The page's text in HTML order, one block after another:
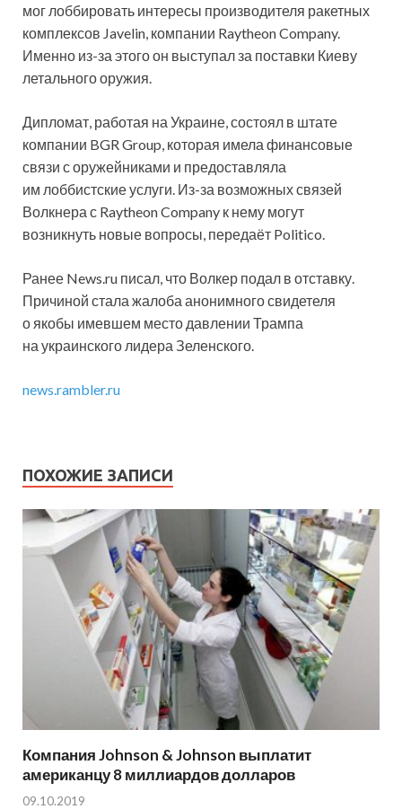
мог лоббировать интересы производителя ракетных
комплексов Javelin, компании Raytheon Company.
Именно из-за этого он выступал за поставки Киеву
летального оружия.
Дипломат, работая на Украине, состоял в штате
компании BGR Group, которая имела финансовые
связи с оружейниками и предоставляла
им лоббистские услуги. Из-за возможных связей
Волкнера с Raytheon Company к нему могут
возникнуть новые вопросы, передаёт Politico.
Ранее News.ru писал, что Волкер подал в отставку.
Причиной стала жалоба анонимного свидетеля
о якобы имевшем место давлении Трампа
на украинского лидера Зеленского.
news.rambler.ru
ПОХОЖИЕ ЗАПИСИ
Компания Johnson & Johnson выплатит
американцу 8 миллиардов долларов
09.10.2019